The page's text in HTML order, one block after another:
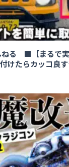
ねる ■【まるで実
けたらカッコ良す